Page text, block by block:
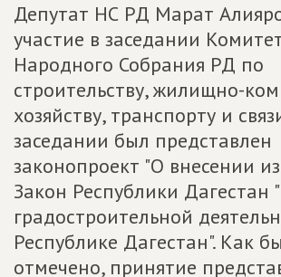
Депутат НС РД Марат
участие в заседании
Народного Собрания РД по
строительству, жилищно-
хозяйству, транспорту и
заседании был представлен
законопроект "О внесении
Закон Республики Дагестан
градостроительной
Республике Дагестан". Как
отмечено, принятие